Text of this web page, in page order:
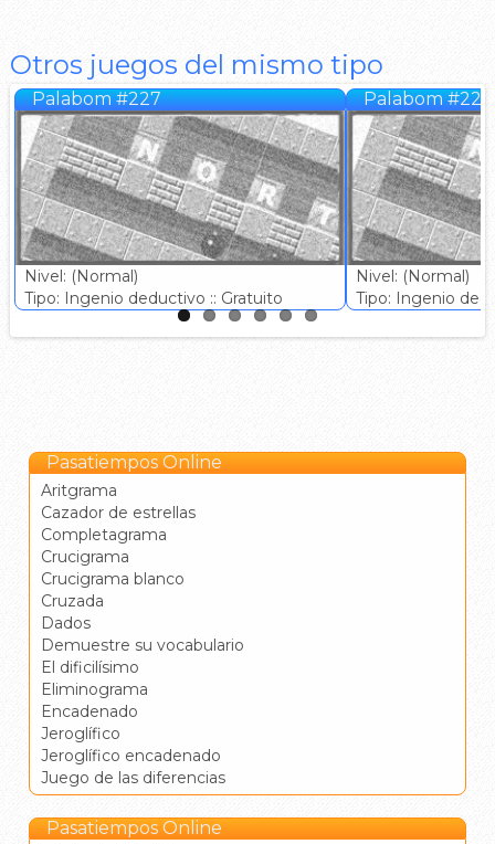
Otros juegos del mismo tipo
Palabom #227
Nivel: (Normal)
Tipo: Ingenio deductivo :: Gratuito
Palabom #228
Nivel: (Normal)
Tipo: Ingenio
Pasatiempos Online
Aritgrama
Cazador de estrellas
Completagrama
Crucigrama
Crucigrama blanco
Cruzada
Dados
Demuestre su vocabulario
El dificilísimo
Eliminograma
Encadenado
Jeroglífico
Jeroglífico encadenado
Juego de las diferencias
Pasatiempos Online